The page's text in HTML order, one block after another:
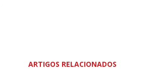
ARTIGOS RELACIONADOS